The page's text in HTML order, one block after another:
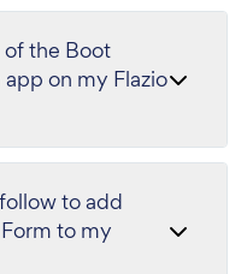
of the Boot
on my Flazio
to add
to my